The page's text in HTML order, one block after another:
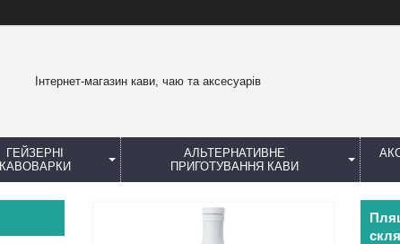
Інтернет-магазин кави, чаю та аксесуарів
ГЕЙЗЕРНІ
КАВОВАРКИ
АЛЬТЕРНАТИВНЕ
ПРИГОТУВАННЯ КАВИ